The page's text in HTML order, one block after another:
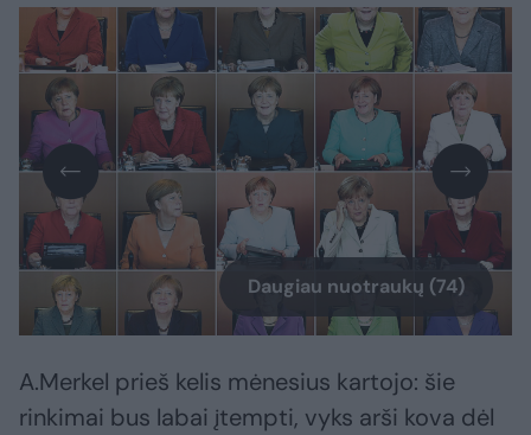
Daugiau nuotraukų (74)
A.Merkel prieš kelis mėnesius kartojo: šie
rinkimai bus labai įtempti, vyks arši kova dėl